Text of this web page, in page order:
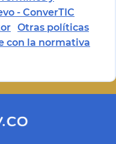
- ConverTIC
Otras políticas
con la normativa